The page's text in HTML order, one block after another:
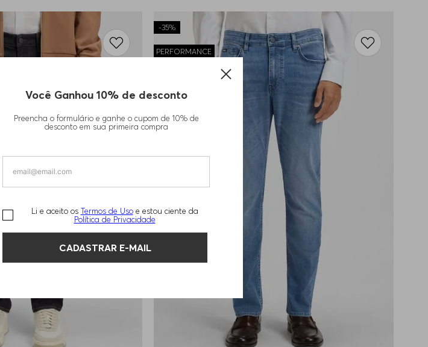
Você Ganhou 10% de desconto
Preencha o formulário e ganhe o cupom de 10% de
desconto em sua primeira compra
Li e aceito os Termos de Uso e estou ciente da
Política de Privacidade
CADASTRAR E-MAIL
-35%
PERFORMANCE